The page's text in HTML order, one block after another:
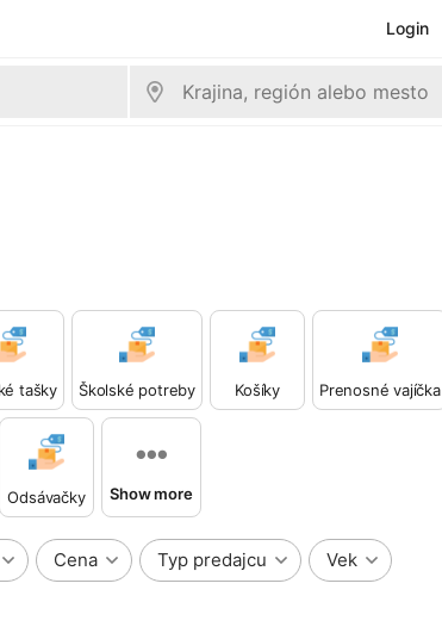
Login
tašky Školské potreby Košíky Prenosné vajíčka
Odsávačky Show more
Cena Typ predajcu Vek